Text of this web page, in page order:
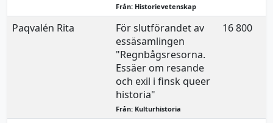
Från: Historievetenskap
Paqvalén Rita
För slutförandet av
essäsamlingen
"Regnbågsresorna.
Essäer om resande
och exil i finsk queer
historia"
Från: Kulturhistoria
16 800